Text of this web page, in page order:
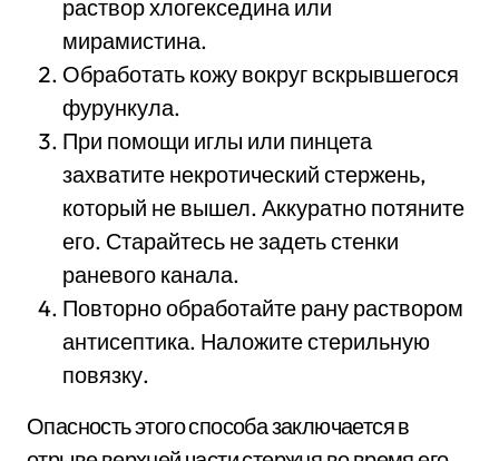
раствор хлогекседина или
мирамистина.
Обработать кожу вокруг вскрывшегося
фурункула.
При помощи иглы или пинцета
захватите некротический стержень,
который не вышел. Аккуратно потяните
его. Старайтесь не задеть стенки
раневого канала.
Повторно обработайте рану раствором
антисептика. Наложите стерильную
повязку.
Опасность этого способа заключается в